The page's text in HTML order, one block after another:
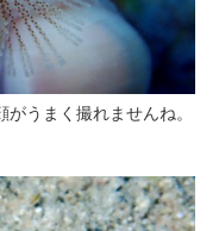
うまく撮れませんね。